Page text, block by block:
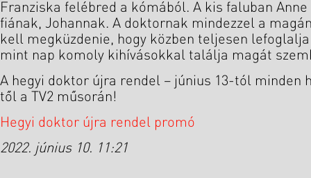
Franziska felébred a kómából. A kis faluban
fiának, Johannak. A doktornak mindezzel a
kell megküzdenie, hogy közben teljesen
mint nap komoly kihívásokkal találja magát
A hegyi doktor újra rendel – június 13-tól minden
től a TV2 műsorán!
Hegyi doktor újra rendel promó
2022. június 10. 11:21